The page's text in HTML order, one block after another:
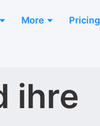
More Pricing
ihre